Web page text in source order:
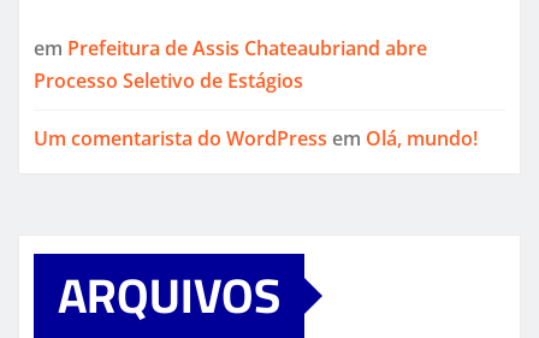
em Prefeitura de Assis Chateaubriand abre
Processo Seletivo de Estágios
Um comentarista do WordPress em Olá, mundo!
ARQUIVOS